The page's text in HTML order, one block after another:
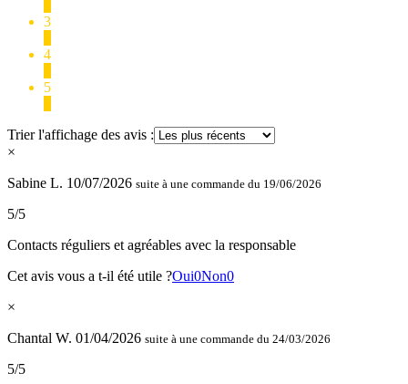
3
4
5
Trier l'affichage des avis :
×
Sabine L. 10/07/2026 suite à une commande du 19/06/2026
5/5
Contacts réguliers et agréables avec la responsable
Cet avis vous a t-il été utile ?Oui0Non0
×
Chantal W. 01/04/2026 suite à une commande du 24/03/2026
5/5